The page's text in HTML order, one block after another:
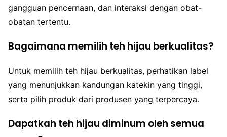
gangguan pencernaan, dan interaksi dengan obat-
obatan tertentu.
Bagaimana memilih teh hijau berkualitas?
Untuk memilih teh hijau berkualitas, perhatikan label
yang menunjukkan kandungan katekin yang tinggi,
serta pilih produk dari produsen yang terpercaya.
Dapatkah teh hijau diminum oleh semua